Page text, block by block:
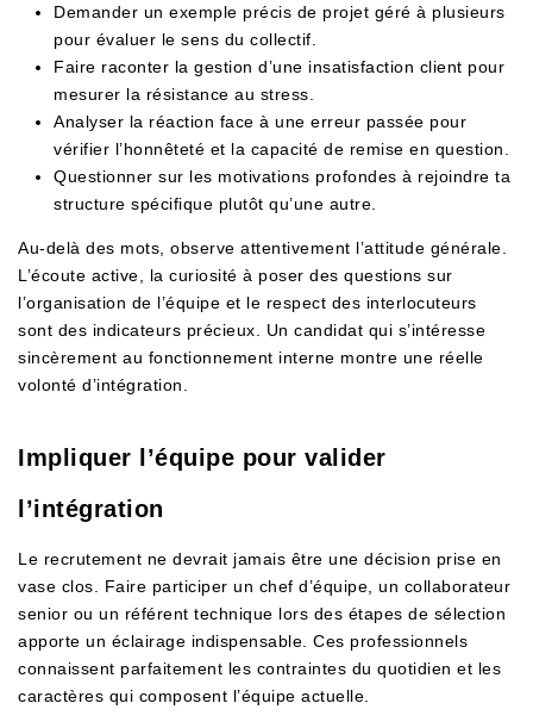
Demander un exemple précis de projet géré à plusieurs
pour évaluer le sens du collectif.
Faire raconter la gestion d’une insatisfaction client pour
mesurer la résistance au stress.
Analyser la réaction face à une erreur passée pour
vérifier l’honnêteté et la capacité de remise en question.
Questionner sur les motivations profondes à rejoindre ta
structure spécifique plutôt qu’une autre.
Au-delà des mots, observe attentivement l’attitude générale.
L’écoute active, la curiosité à poser des questions sur
l’organisation de l’équipe et le respect des interlocuteurs
sont des indicateurs précieux. Un candidat qui s’intéresse
sincèrement au fonctionnement interne montre une réelle
volonté d’intégration.
Impliquer l’équipe pour valider
l’intégration
Le recrutement ne devrait jamais être une décision prise en
vase clos. Faire participer un chef d’équipe, un collaborateur
senior ou un référent technique lors des étapes de sélection
apporte un éclairage indispensable. Ces professionnels
connaissent parfaitement les contraintes du quotidien et les
caractères qui composent l’équipe actuelle.